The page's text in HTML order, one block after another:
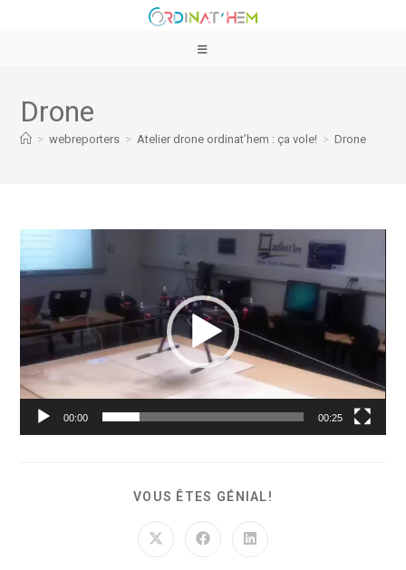
Drone
> webreporters > Atelier drone ordinat’hem : ça vole! > Drone
vidéo
00:00 00:25
VOUS ÊTES GÉNIAL!